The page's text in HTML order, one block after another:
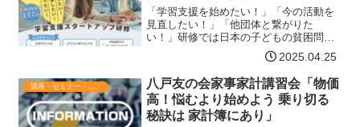
「学習支援を始めたい！」「今の活動を
見直したい！」「他団体と繋がりた
い！」研修では日本の子どもの貧困問題
の現状と子どもと接する上での心構えに
ついて学んだ後、他の参加者の間でとデ
ィスカッションを行い、学習支援に関す
る理解を深めます。対象学習支…【詳細
はコチラ】
2025.04.25
講座・セミナー・表彰
八戸友の会家事家計講習会「物価
高！悩むより始めよう 乗り切る
秘訣は 家計簿にあり」